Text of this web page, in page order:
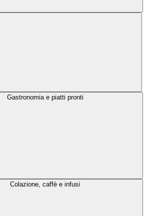
Gastronomia e piatti pronti
Colazione, caffè e infusi